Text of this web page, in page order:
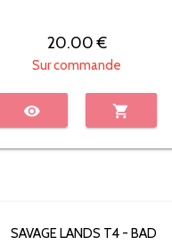
20.00 €
Sur commande
visibility shopping_cart